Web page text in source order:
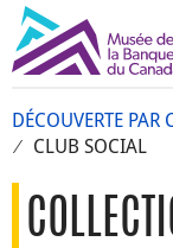
DÉCOUVERTE PAR
CLUB SOCIAL